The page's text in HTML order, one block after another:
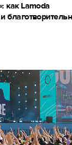
как Lamoda